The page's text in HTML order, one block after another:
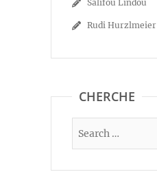
Salifou Lindou
Rudi Hurzlmeier
CHERCHE